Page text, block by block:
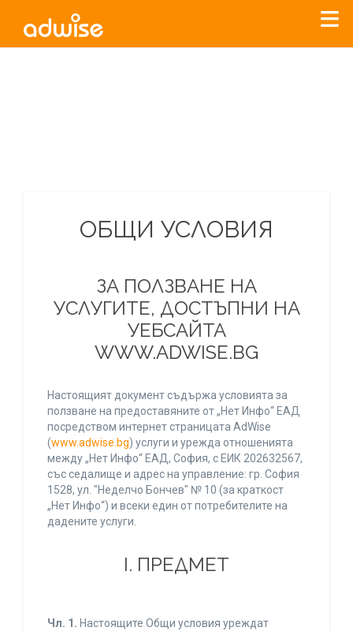
ОБЩИ УСЛОВИЯ
ЗА ПОЛЗВАНЕ НА
УСЛУГИТЕ, ДОСТЪПНИ НА
УЕБСАЙТА
WWW.ADWISE.BG
Настоящият документ съдържа условията за
ползване на предоставяните от „Нет Инфо“ ЕАД
посредством интернет страницата AdWise
(www.adwise.bg) услуги и урежда отношенията
между „Нет Инфо“ ЕАД, София, с ЕИК 202632567,
със седалище и адрес на управление: гр. София
1528, ул. "Неделчо Бончев" № 10 (за краткост
„Нет Инфо“) и всеки един от потребителите на
дадените услуги.
І. ПРЕДМЕТ
Чл. 1. Настоящите Общи условия уреждат